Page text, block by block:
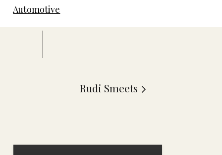
Automotive
Rudi Smeets